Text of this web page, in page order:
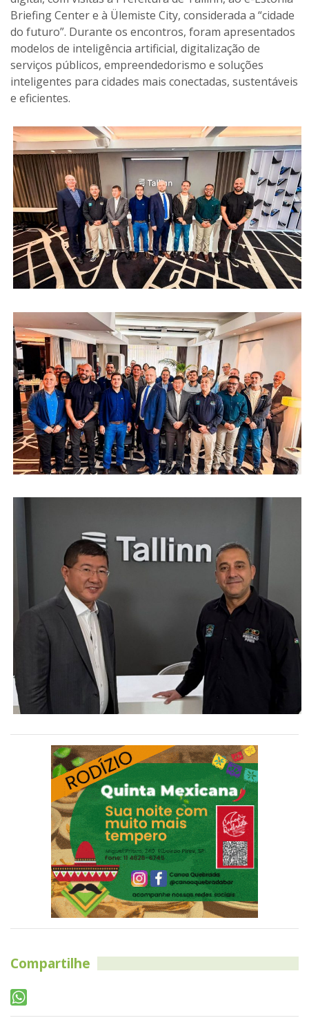
Briefing Center e à Ülemiste City, considerada a “cidade
do futuro”. Durante os encontros, foram apresentados
modelos de inteligência artificial, digitalização de
serviços públicos, empreendedorismo e soluções
inteligentes para cidades mais conectadas, sustentáveis
e eficientes.
Compartilhe